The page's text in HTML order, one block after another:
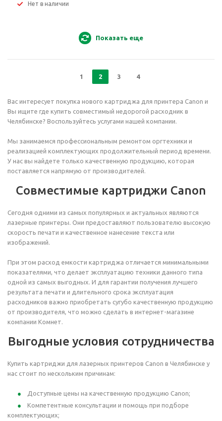
Нет в наличии
Показать еще
1 2 3 4
Вас интересует покупка нового картриджа для принтера Canon и
Вы ищите где купить совместимый недорогой расходник в
Челябинске? Воспользуйтесь услугами нашей компании.
Мы занимаемся профессиональным ремонтом оргтехники и
реализацией комплектующих продолжительный период времени.
У нас вы найдете только качественную продукцию, которая
поставляется напрямую от производителей.
Совместимые картриджи Canon
Сегодня одними из самых популярных и актуальных являются
лазерные принтеры. Они предоставляют пользователю высокую
скорость печати и качественное нанесение текста или
изображений.
При этом расход емкости картриджа отличается минимальными
показателями, что делает эксплуатацию техники данного типа
одной из самых выгодных. И для гарантии получения лучшего
результата печати и длительного срока эксплуатация
расходников важно приобретать сугубо качественную продукцию
от производителя, что можно сделать в интернет-магазине
компании Комнет.
Выгодные условия сотрудничества
Купить картриджи для лазерных принтеров Canon в Челябинске у
нас стоит по нескольким причинам:
Доступные цены на качественную продукцию Canon;
Компетентные консультации и помощь при подборе
комплектующих;